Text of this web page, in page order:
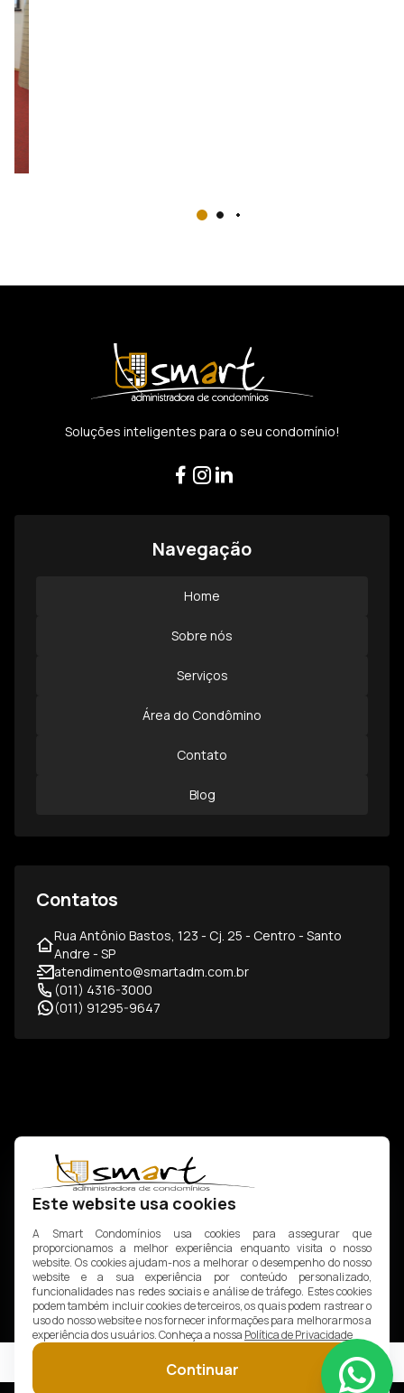
Este website usa cookies
A Smart Condomínios usa cookies para assegurar que
proporcionamos a melhor experiência enquanto visita o nosso
website. Os cookies ajudam-nos a melhorar o desempenho do nosso
website e a sua experiência por conteúdo personalizado,
funcionalidades nas redes sociais e análise de tráfego. Estes cookies
podem também incluir cookies de terceiros, os quais podem rastrear o
uso do nosso website e nos fornecer informações para melhorarmos a
experiência dos usuários. Conheça a nossa Política de Privacidade
Continuar
Soluções inteligentes para o seu condomínio!
Facebook
Instagram
Navegação
Home
Sobre nós
Serviços
Área do Condômino
Contato
Blog
Contatos
Rua Antônio Bastos, 123 - Cj. 25 - Centro - Santo
Andre - SP
atendimento@smartadm.com.br
(011) 4316-3000
(011) 91295-9647
© 2026 Smart Condomínios. Todos os direitos reservados.